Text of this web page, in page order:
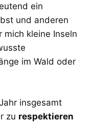
ein
und anderen
kleine Inseln
im Wald oder
insgesamt
zu respektieren